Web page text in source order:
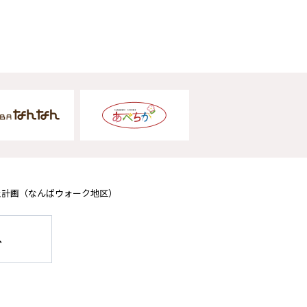
画（なんばウォーク地区）